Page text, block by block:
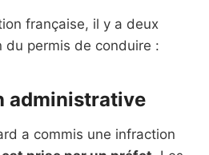
française, il y a deux
du permis de conduire :
administrative
a commis une infraction